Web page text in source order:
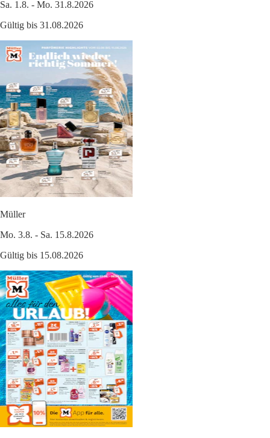
Sa. 1.8. - Mo. 31.8.2026
Gültig bis 31.08.2026
Müller
Mo. 3.8. - Sa. 15.8.2026
Gültig bis 15.08.2026